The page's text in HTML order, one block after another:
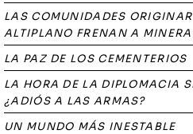
LAS COMUNIDADES
ALTIPLANO FRENAN A
LA PAZ DE LOS CEMENTERIOS
LA HORA DE LA DIPLOMACIA
¿ADIÓS A LAS ARMAS?
UN MUNDO MÁS INESTABLE